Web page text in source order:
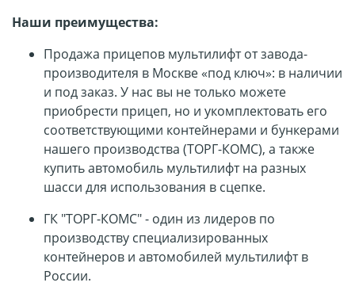
Наши преимущества:
Продажа прицепов мультилифт от завода-
производителя в Москве «под ключ»: в наличии
и под заказ. У нас вы не только можете
приобрести прицеп, но и укомплектовать его
соответствующими контейнерами и бункерами
нашего производства (ТОРГ-КОМС), а также
купить автомобиль мультилифт на разных
шасси для использования в сцепке.
ГК "ТОРГ-КОМС" - один из лидеров по
производству специализированных
контейнеров и автомобилей мультилифт в
России.